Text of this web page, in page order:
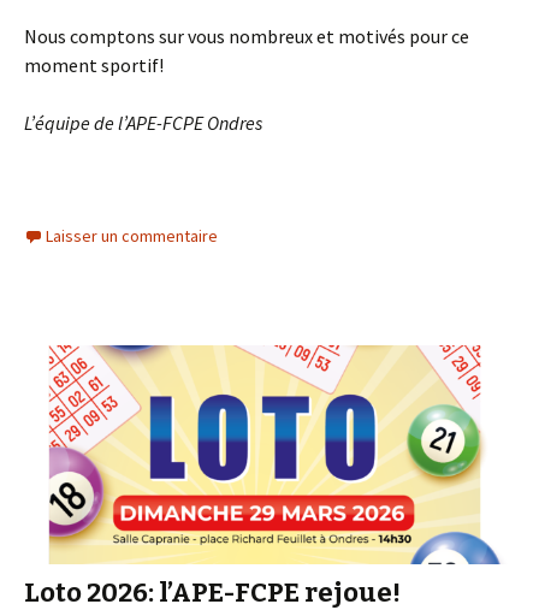
Nous comptons sur vous nombreux et motivés pour ce
moment sportif!
L’équipe de l’APE-FCPE Ondres
Laisser un commentaire
Loto 2026: l’APE-FCPE rejoue!